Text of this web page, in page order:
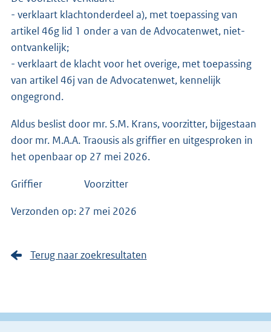
- verklaart klachtonderdeel a), met toepassing van
artikel 46g lid 1 onder a van de Advocatenwet, niet-
ontvankelijk;
- verklaart de klacht voor het overige, met toepassing
van artikel 46j van de Advocatenwet, kennelijk
ongegrond.
Aldus beslist door mr. S.M. Krans, voorzitter, bijgestaan
door mr. M.A.A. Traousis als griffier en uitgesproken in
het openbaar op 27 mei 2026.
Griffier Voorzitter
Verzonden op: 27 mei 2026
Terug naar zoekresultaten